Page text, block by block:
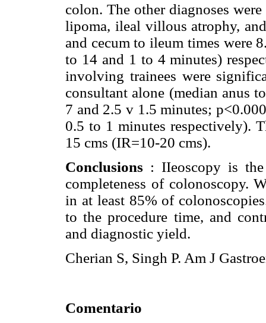
colon. The other diagnoses
lipoma, ileal villous atrophy,
and cecum to ileum times were
to 14 and 1 to 4 minutes)
involving trainees were
consultant alone (median anus
7 and 2.5 v 1.5 minutes;
0.5 to 1 minutes respectively).
15 cms (IR=10-20 cms).
Conclusions : IIeoscopy is
completeness of colonoscopy.
in at least 85% of
to the procedure time, and
and diagnostic yield.
Cherian S, Singh P. Am J
Comentario